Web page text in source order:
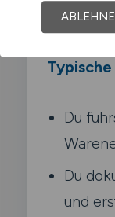
für die
Du
Du
und